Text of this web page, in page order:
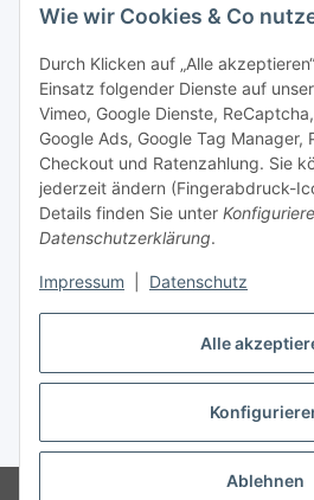
Alle
Ablehnen
Wie wir Cookies & Co
Durch Klicken auf „Alle
Einsatz folgender Dienste auf
Vimeo, Google Dienste,
Google Ads, Google Tag Manager,
Checkout und Ratenzahlung. Sie
jederzeit ändern (Fingerabdruck-
Details finden Sie unter
Datenschutzerklärung.
Impressum Datenschutz
Social Media
Unsere Dienstleistungen
Lampenreparatur
Lichtservice für Senioren
Vertrag
* Alle Preise inkl. gesetzlicher USt., ** siehe
Versand